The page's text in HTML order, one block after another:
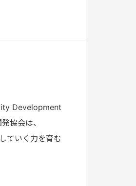
Development
会は、
ていく力を育む